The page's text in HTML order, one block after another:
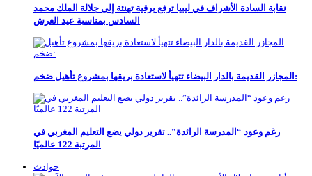
نقابة السادة الأشراف في ليبيا ترفع برقية تهنئة إلى جلالة الملك محمد
السادس بمناسبة عيد العرش
المجازر القديمة بالدار البيضاء تتهيأ لاستعادة بريقها بمشروع تأهيل ضخم:
رغم وعود “المدرسة الرائدة”.. تقرير دولي يضع التعليم المغربي في
المرتبة 122 عالميًا
حوادث